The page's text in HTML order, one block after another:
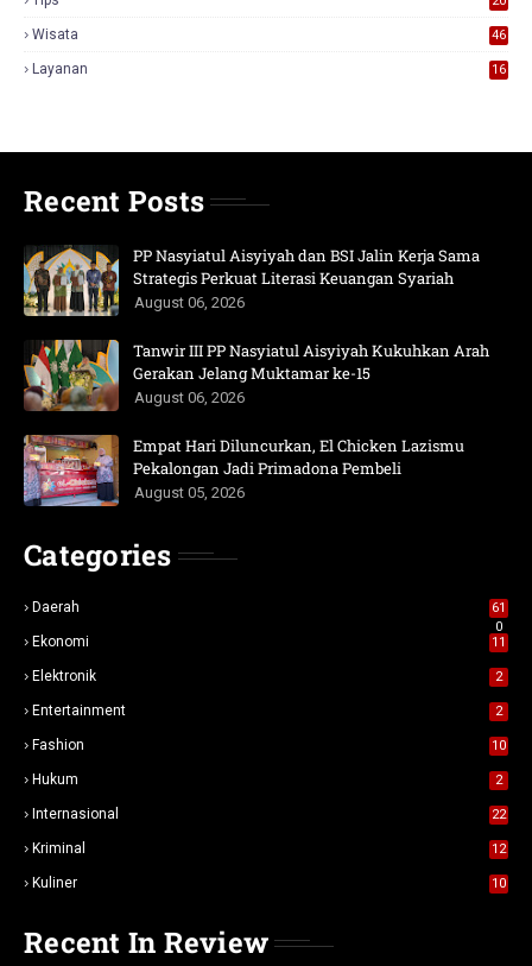
Wisata 46
Layanan 16
Recent Posts
PP Nasyiatul Aisyiyah dan BSI Jalin Kerja Sama
Strategis Perkuat Literasi Keuangan Syariah
August 06, 2026
Tanwir III PP Nasyiatul Aisyiyah Kukuhkan Arah
Gerakan Jelang Muktamar ke-15
August 06, 2026
Empat Hari Diluncurkan, El Chicken Lazismu
Pekalongan Jadi Primadona Pembeli
August 05, 2026
Categories
Daerah
61
0
Ekonomi 11
Elektronik 2
Entertainment 2
Fashion 10
Hukum 2
Internasional 22
Kriminal 12
Kuliner 10
Recent In Review